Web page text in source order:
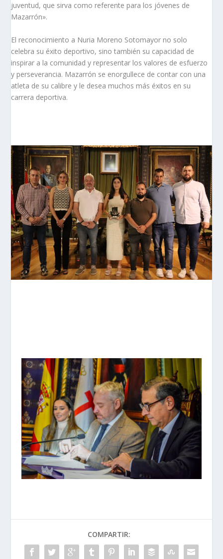
juventud, que sirva como referente para los jóvenes de
Mazarrón».
El reconocimiento a Nuria Moreno Sotomayor no solo
celebra su éxito deportivo, sino también su capacidad de
inspirar a la comunidad y representar los valores de esfuerzo
y perseverancia. Mazarrón se enorgullece de contar con una
atleta de su calibre y le desea muchos más éxitos en su
carrera deportiva.
COMPARTIR: